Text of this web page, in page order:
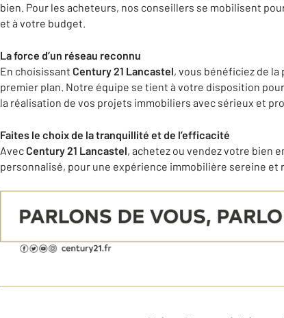
bien. Pour les acheteurs, nos conseillers se mobilisent
et à votre budget.
La force d’un réseau reconnu
En choisissant Century 21 Lancastel, vous bénéficiez de la
premier plan. Notre équipe se tient à votre disposition
la réalisation de vos projets immobiliers avec sérieux et
Faites le choix de la tranquillité et de l’efficacité
AvecCentury 21 Lancastel, achetez ou vendez votre bien
personnalisé, pour une expérience immobilière sereine et